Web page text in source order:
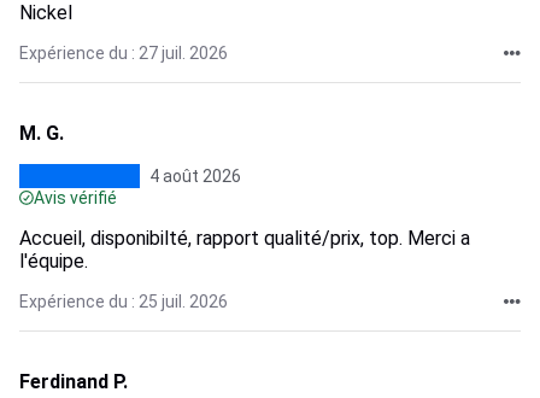
Nickel
Expérience du : 27 juil. 2026
M. G.
4 août 2026
Avis vérifié
Accueil, disponibilté, rapport qualité/prix, top. Merci a
l'équipe.
Expérience du : 25 juil. 2026
Ferdinand P.